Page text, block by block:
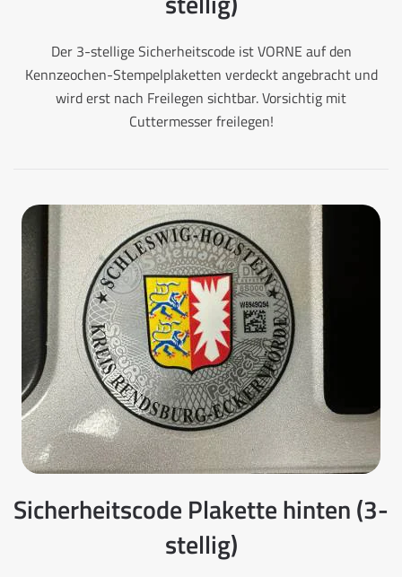
Der 3-stellige Sicherheitscode ist VORNE auf den
Kennzeochen-Stempelplaketten verdeckt angebracht und
wird erst nach Freilegen sichtbar. Vorsichtig mit
Cuttermesser freilegen!
Sicherheitscode Plakette hinten (3-
stellig)